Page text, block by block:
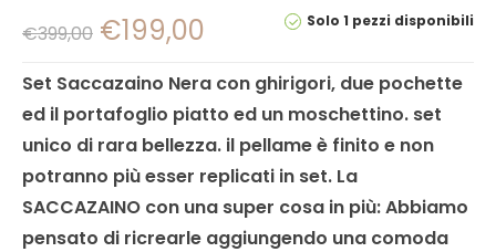
Solo 1 pezzi disponibili
€399,00 €199,00
Set Saccazaino Nera con ghirigori, due pochette
ed il portafoglio piatto ed un moschettino. set
unico di rara bellezza. il pellame è finito e non
potranno più esser replicati in set. La
SACCAZAINO con una super cosa in più: Abbiamo
pensato di ricrearle aggiungendo una comoda